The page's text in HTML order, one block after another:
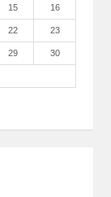
15 16
22 23
29 30